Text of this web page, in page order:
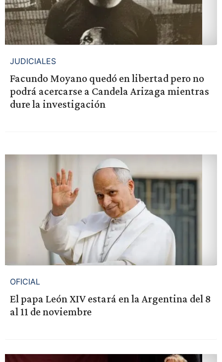
JUDICIALES
Facundo Moyano quedó en libertad pero no
podrá acercarse a Candela Arizaga mientras
dure la investigación
OFICIAL
El papa León XIV estará en la Argentina del 8
al 11 de noviembre